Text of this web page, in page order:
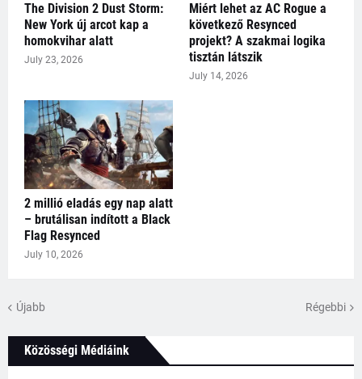
The Division 2 Dust Storm:
New York új arcot kap a
homokvihar alatt
July 23, 2026
Miért lehet az AC Rogue a
következő Resynced
projekt? A szakmai logika
tisztán látszik
July 14, 2026
2 millió eladás egy nap alatt
– brutálisan indított a Black
Flag Resynced
July 10, 2026
Újabb Régebbi
Közösségi Médiáink